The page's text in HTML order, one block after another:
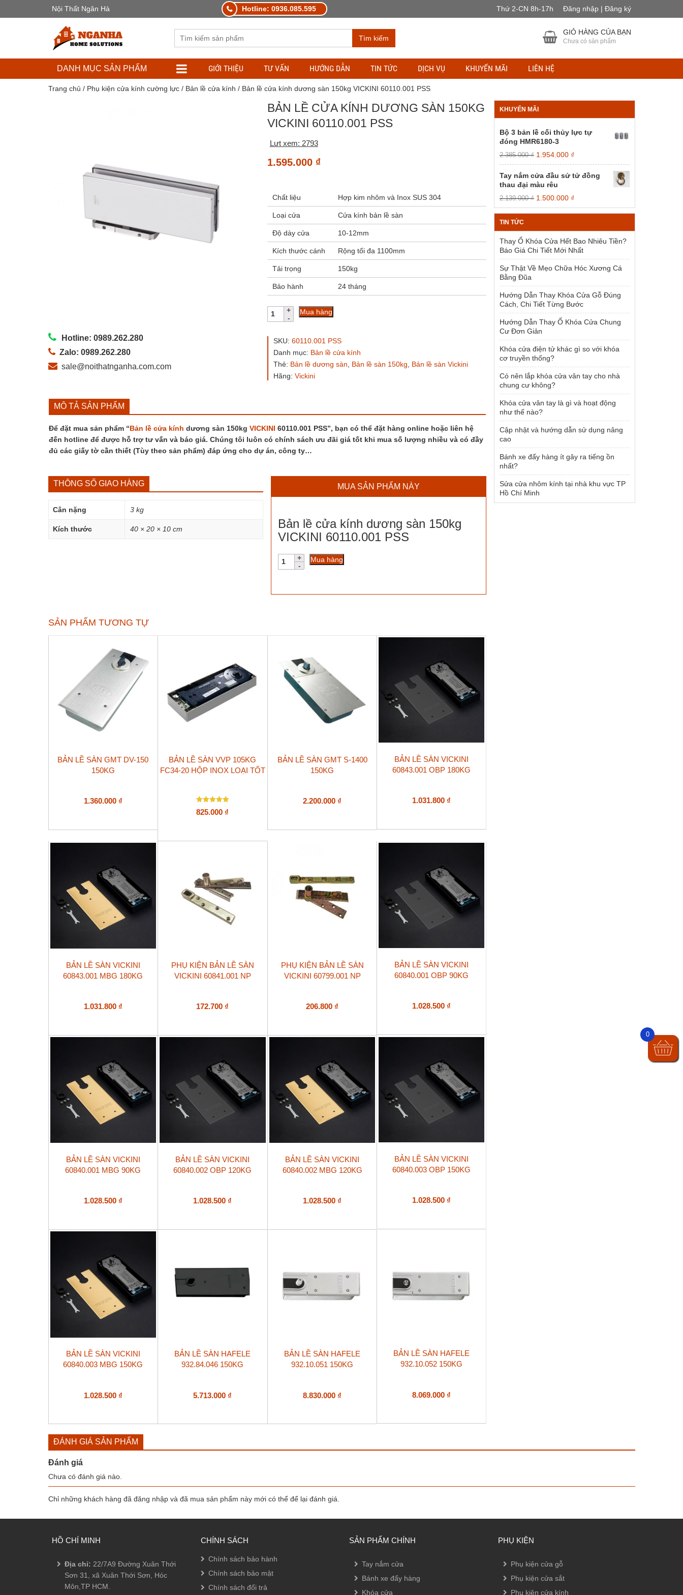
Nội Thất Ngân Hà Hotline: 0936.085.595 Thứ 2-CN 8h-17h Đăng nhập | Đăng ký
Tìm kiếm
GIỎ HÀNG CỦA BẠN
Chưa có sản phẩm
DANH MỤC SẢN PHẨM GIỚI THIỆU TƯ VẤN HƯỚNG DẪN TIN TỨC DỊCH VỤ KHUYẾN MÃI LIÊN HỆ
Trang chủ / Phụ kiện cửa kính cường lực/ Bản lề cửa kính / Bản lề cửa kính dương sàn 150kg VICKINI 60110.001 PSS
Hotline: 0989.262.280
Zalo: 0989.262.280
sale@noithatnganha.com.com
BẢN LỀ CỬA KÍNH DƯƠNG SÀN 150KG
VICKINI 60110.001 PSS
Lưt xem: 2793
1.595.000 ₫
Chất liệu Hợp kim nhôm và Inox SUS 304
Loại cửa Cửa kính bản lề sàn
Độ dày cửa 10-12mm
Kích thước cánh Rộng tối đa 1100mm
Tải trọng 150kg
Bảo hành 24 tháng
Bản
kính
sàn
150kg
VICKINI
Mua hàng
SKU: 60110.001 PSS
Danh mục: Bản lề cửa kính
Thẻ: Bản lề dương sàn Bản lề sàn 150kg
Bản lề sàn Vickini
Hãng: Vickini
MÔ TẢ SẢN PHẨM
Để đặt mua sản phẩm “Bản lề cửa kính dương sàn 150kg VICKINI 60110.001 PSS”, bạn có thể đặt hàng online hoặc liên hệ
đến hotline để được hỗ trợ tư vấn và báo giá. Chúng tôi luôn có chính sách ưu đãi giá tốt khi mua số lượng nhiều và có đầy
đủ các giấy tờ cần thiết (Tùy theo sản phẩm) đáp ứng cho dự án, công ty…
THÔNG SỐ GIAO HÀNG
Cân nặng 3 kg
Kích thước 40 × 20 × 10 cm
MUA SẢN PHẨM NÀY
Bản lề cửa kính dương sàn 150kg
VICKINI 60110.001 PSS
Bản
dương
lượng
Mua hàng
SẢN PHẨM TƯƠNG TỰ
BẢN LỀ SÀN GMT DV-150
150KG
1.360.000 ₫
BẢN LỀ SÀN VVP 105KG
FC34-20 HỘP INOX LOẠI TỐT
Được xếp
hạng
825.000 ₫
BẢN LỀ SÀN GMT S-1400
150KG
2.200.000 ₫
BẢN LỀ SÀN VICKINI
60843.001 OBP 180KG
1.031.800 ₫
BẢN LỀ SÀN VICKINI
60843.001 MBG 180KG
1.031.800 ₫
PHỤ KIỆN BẢN LỀ SÀN
VICKINI 60841.001 NP
172.700 ₫
PHỤ KIỆN BẢN LỀ SÀN
VICKINI 60799.001 NP
206.800 ₫
BẢN LỀ SÀN VICKINI
60840.001 OBP 90KG
1.028.500 ₫
BẢN LỀ SÀN VICKINI
60840.001 MBG 90KG
1.028.500 ₫
BẢN LỀ SÀN VICKINI
60840.002 OBP 120KG
1.028.500 ₫
BẢN LỀ SÀN VICKINI
60840.002 MBG 120KG
1.028.500 ₫
BẢN LỀ SÀN VICKINI
60840.003 OBP 150KG
1.028.500 ₫
BẢN LỀ SÀN VICKINI
60840.003 MBG 150KG
1.028.500 ₫
BẢN LỀ SÀN HAFELE
932.84.046 150KG
5.713.000 ₫
BẢN LỀ SÀN HAFELE
932.10.051 150KG
8.830.000 ₫
BẢN LỀ SÀN HAFELE
932.10.052 150KG
8.069.000 ₫
KHUYẾN MÃI
Bộ 3 bản lề cối thủy lực tự
đóng HMR6180-3
2.385.000₫ Giá
gốc
là:
2.385.000 ₫.
1.954.000 ₫
hiện
tại
Tay nắm cửa đầu sử tử đồng
thau đại màu rêu
2.139.000₫ Giá
gốc
là:
1.500.000 ₫
hiện
tại
1.500.000 ₫.
TIN TỨC
Thay Ổ Khóa Cửa Hết Bao Nhiêu Tiền?
Báo Giá Chi Tiết Mới Nhất
Sự Thật Về Mẹo Chữa Hóc Xương Cá
Bằng Đũa
Hướng Dẫn Thay Khóa Cửa Gỗ Đúng
Cách, Chi Tiết Từng Bước
Hướng Dẫn Thay Ổ Khóa Cửa Chung
Cư Đơn Giản
Khóa cửa điện tử khác gì so với khóa
cơ truyền thống?
Có nên lắp khóa cửa vân tay cho nhà
chung cư không?
Khóa cửa vân tay là gì và hoạt động
như thế nào?
Cập nhật và hướng dẫn sử dụng nâng
cao
Bánh xe đẩy hàng ít gây ra tiếng ồn
nhất?
Sửa cửa nhôm kính tại nhà khu vực TP
Hồ Chí Minh
ĐÁNH GIÁ SẢN PHẨM
Đánh giá
Chưa có đánh giá nào.
Chỉ những khách hàng đã đăng nhập và đã mua sản phẩm này mới có thể để lại đánh giá.
HỒ CHÍ MINH
Địa chỉ: 22/7A9 Đường Xuân Thới
Sơn 31, xã Xuân Thới Sơn, Hóc
Môn,TP HCM.
CHÍNH SÁCH
Chính sách bảo hành
Chính sách bảo mật
Chính sách đổi trả
SẢN PHẨM CHÍNH
Tay nắm cửa
Bánh xe đẩy hàng
Khóa cửa
PHỤ KIỆN
Phụ kiện cửa gỗ
Phụ kiện cửa sắt
Phụ kiện cửa kính
0